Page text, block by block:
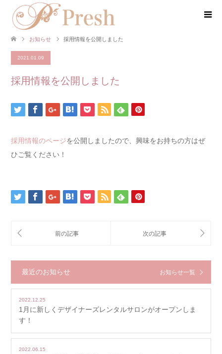
お知らせ 採用情報を公開しました
2021.01.09
採用情報を公開しました
採用情報のページを公開しましたので、興味をお持ちの方はぜ
ひご覧ください！
最近のお知らせ お知らせ一覧
2022.12.25
1月に新しくデザイナーズレンタルサロンがオープンしま
す！
2022.06.15